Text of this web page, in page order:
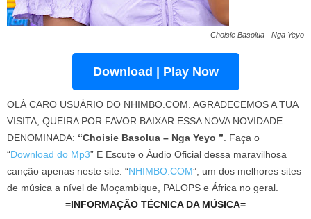
Choisie Basolua - Nga Yeyo
Download | Play Now
OLÁ CARO USUÁRIO DO NHIMBO.COM. AGRADECEMOS A TUA
VISITA, QUEIRA POR FAVOR BAIXAR ESSA NOVA NOVIDADE
DENOMINADA: “Choisie Basolua – Nga Yeyo ” . Faça o
“Download do Mp3” E Escute o Áudio Oficial dessa maravilhosa
canção apenas neste site: “NHIMBO.COM”, um dos melhores sites
de música a nível de Moçambique, PALOPS e África no geral.
=INFORMAÇÃO TÉCNICA DA MÚSICA=